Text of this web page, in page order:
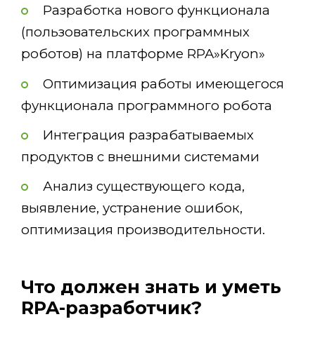
Разработка нового функционала
(пользовательских программных
роботов) на платформе RPA»Kryon»
Оптимизация работы имеющегося
функционала программного робота
Интеграция разрабатываемых
продуктов с внешними системами
Анализ существующего кода,
выявление, устранение ошибок,
оптимизация производительности.
Что должен знать и уметь
RPA-разработчик?